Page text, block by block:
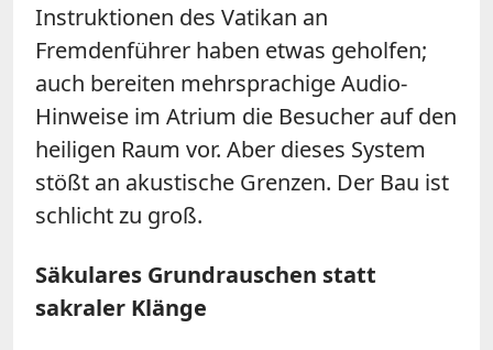
Instruktionen des Vatikan an
Fremdenführer haben etwas geholfen;
auch bereiten mehrsprachige Audio-
Hinweise im Atrium die Besucher auf den
heiligen Raum vor. Aber dieses System
stößt an akustische Grenzen. Der Bau ist
schlicht zu groß.
Säkulares Grundrauschen statt
sakraler Klänge